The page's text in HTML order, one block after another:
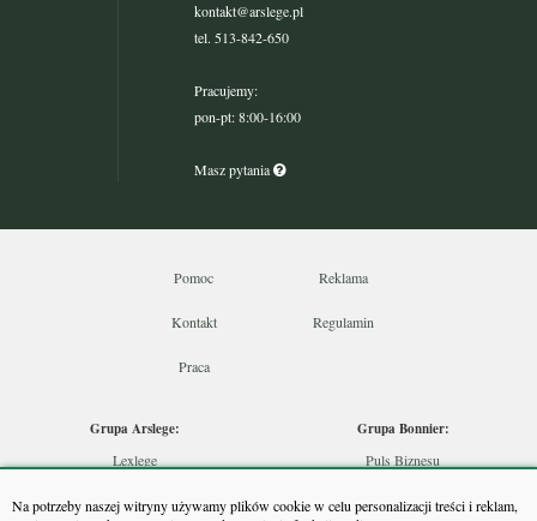
Na potrzeby naszej witryny używamy plików cookie w celu personalizacji treści i reklam,
kontakt@arslege.pl
tel. 513-842-650
Pracujemy:
pon-pt: 8:00-16:00
Masz pytania
Pomoc Reklama
Kontakt Regulamin
Praca
Grupa Arslege:
Lexlege
Grupa Bonnier:
Puls Biznesu